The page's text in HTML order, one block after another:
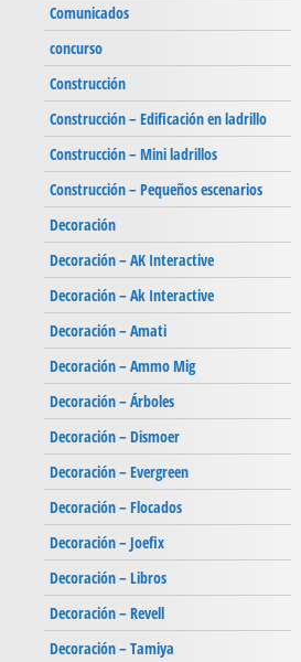
Comunicados
concurso
Construcción
Construcción – Edificación en ladrillo
Construcción – Mini ladrillos
Construcción – Pequeños escenarios
Decoración
Decoración – AK Interactive
Decoración – Ak Interactive
Decoración – Amati
Decoración – Ammo Mig
Decoración – Árboles
Decoración – Dismoer
Decoración – Evergreen
Decoración – Flocados
Decoración – Joefix
Decoración – Libros
Decoración – Revell
Decoración – Tamiya